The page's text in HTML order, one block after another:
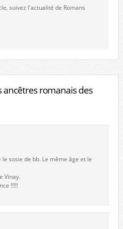
suivez l'actualité de Romans
ancêtres romanais des
sosie de bb. Le même âge et le
Vinay.
!!!!!